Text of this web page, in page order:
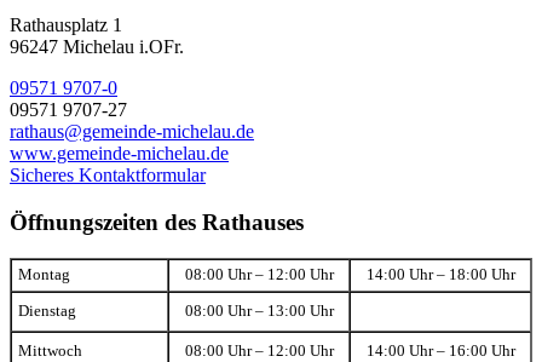
Rathausplatz 1
96247 Michelau i.OFr.
09571 9707-0
09571 9707-27
rathaus@gemeinde-michelau.de
www.gemeinde-michelau.de
Sicheres Kontaktformular
Öffnungszeiten des Rathauses
Montag 08:00 Uhr – 12:00 Uhr 14:00 Uhr – 18:00 Uhr
Dienstag 08:00 Uhr – 13:00 Uhr
Mittwoch 08:00 Uhr – 12:00 Uhr 14:00 Uhr – 16:00 Uhr